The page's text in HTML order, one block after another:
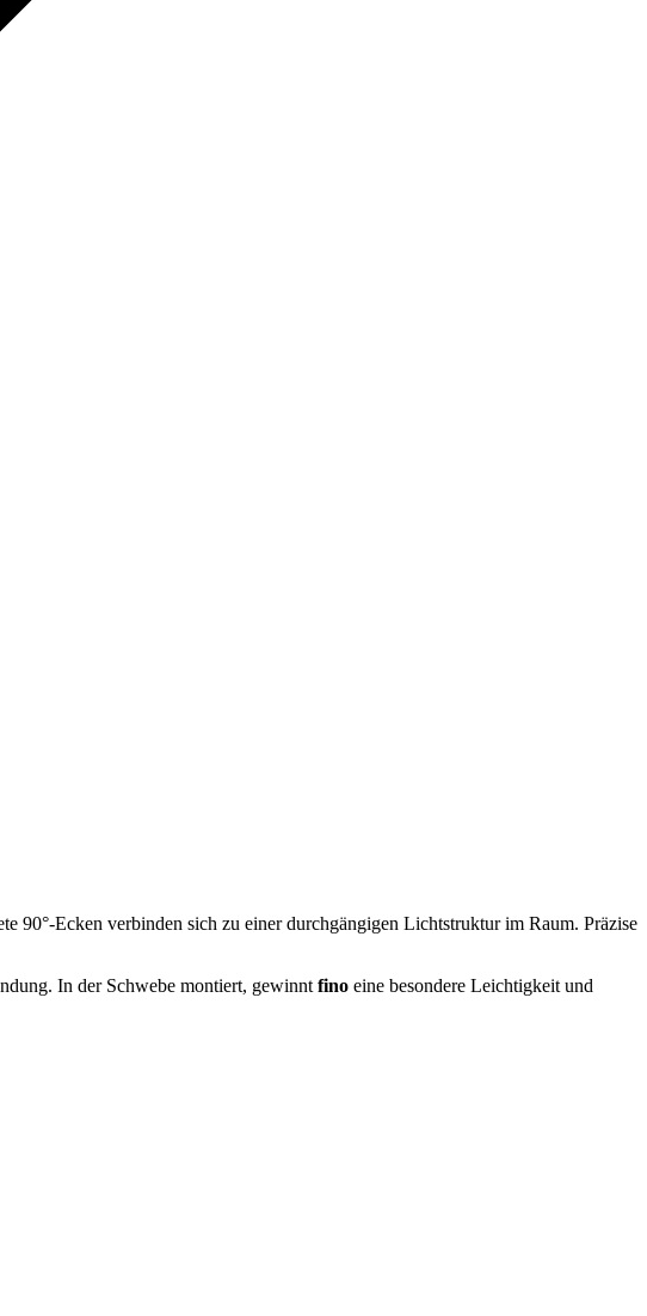
90°-Ecken verbinden sich zu einer durchgängigen Lichtstruktur im Raum. Präzise
In der Schwebe montiert, gewinnt fino eine besondere Leichtigkeit und